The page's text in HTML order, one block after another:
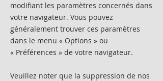
modifiant les paramètres concernés dans
votre navigateur. Vous pouvez
généralement trouver ces paramètres
dans le menu « Options » ou
« Préférences » de votre navigateur.
Veuillez noter que la suppression de nos